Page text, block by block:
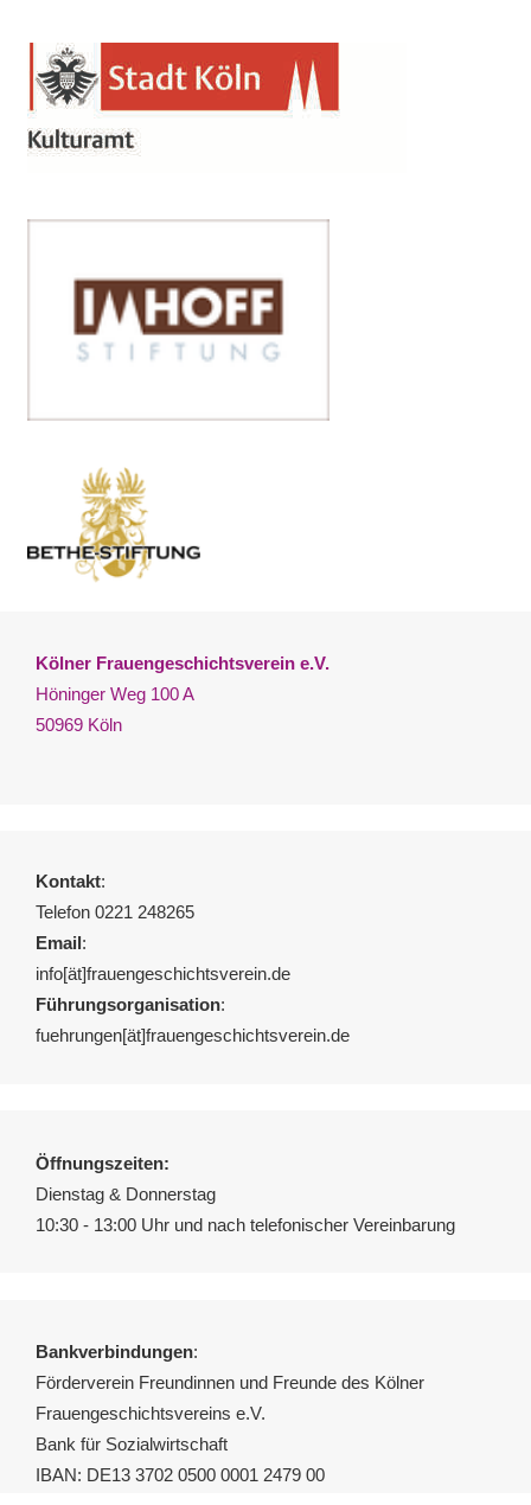
Kölner Frauengeschichtsverein e.V.
Höninger Weg 100 A
50969 Köln
Kontakt:
Telefon 0221 248265
Email:
info[ät]frauengeschichtsverein.de
Führungsorganisation:
fuehrungen[ät]frauengeschichtsverein.de
Öffnungszeiten:
Dienstag & Donnerstag
10:30 - 13:00 Uhr und nach telefonischer Vereinbarung
Bankverbindungen:
Förderverein Freundinnen und Freunde des Kölner
Frauengeschichtsvereins e.V.
Bank für Sozialwirtschaft
IBAN: DE13 3702 0500 0001 2479 00